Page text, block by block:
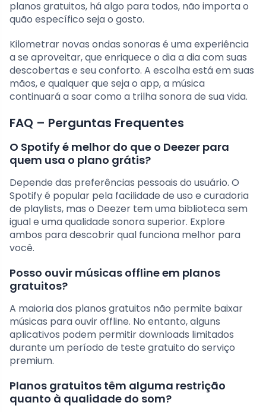
planos gratuitos, há algo para todos, não importa o
quão específico seja o gosto.
Kilometrar novas ondas sonoras é uma experiência
a se aproveitar, que enriquece o dia a dia com suas
descobertas e seu conforto. A escolha está em suas
mãos, e qualquer que seja o app, a música
continuará a soar como a trilha sonora de sua vida.
FAQ – Perguntas Frequentes
O Spotify é melhor do que o Deezer para
quem usa o plano grátis?
Depende das preferências pessoais do usuário. O
Spotify é popular pela facilidade de uso e curadoria
de playlists, mas o Deezer tem uma biblioteca sem
igual e uma qualidade sonora superior. Explore
ambos para descobrir qual funciona melhor para
você.
Posso ouvir músicas offline em planos
gratuitos?
A maioria dos planos gratuitos não permite baixar
músicas para ouvir offline. No entanto, alguns
aplicativos podem permitir downloads limitados
durante um período de teste gratuito do serviço
premium.
Planos gratuitos têm alguma restrição
quanto à qualidade do som?